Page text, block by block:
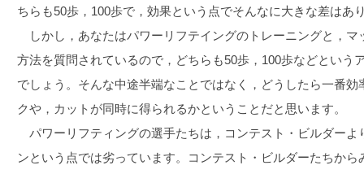
ちらも50歩，100歩で，効果という点でそんなに大きな差はあ
しかし，あなたはパワーリフテイングのトレーニングと，マ
方法を質問されているので，どちらも50歩，100歩などという
でしょう。そんな中途半端なことではなく，どうしたら一番
クや，カットが同時に得られるかということだと思います。
パワーリフティングの選手たちは，コンテスト・ビルダーよ
ンという点では劣っています。コンテスト・ビルダーたちか